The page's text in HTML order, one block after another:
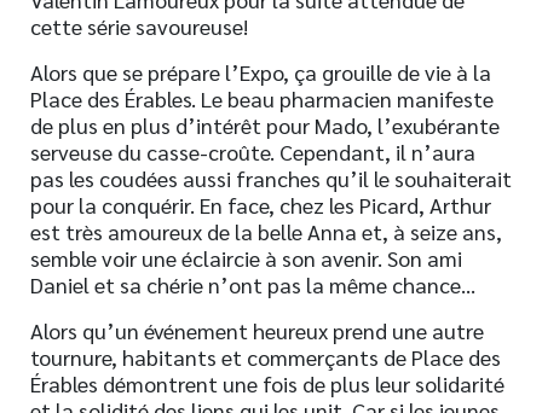
cette série savoureuse!
Alors que se prépare l’Expo, ça grouille de vie à la
Place des Érables. Le beau pharmacien manifeste
de plus en plus d’intérêt pour Mado, l’exubérante
serveuse du casse-croûte. Cependant, il n’aura
pas les coudées aussi franches qu’il le souhaiterait
pour la conquérir. En face, chez les Picard, Arthur
est très amoureux de la belle Anna et, à seize ans,
semble voir une éclaircie à son avenir. Son ami
Daniel et sa chérie n’ont pas la même chance…
Alors qu’un événement heureux prend une autre
tournure, habitants et commerçants de Place des
Érables démontrent une fois de plus leur solidarité